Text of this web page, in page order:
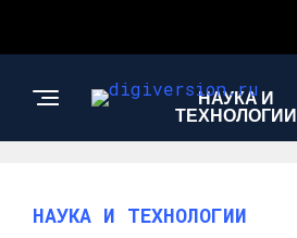
НАУКА И
ТЕХНОЛОГИИ
НАУКА И ТЕХНОЛОГИИ